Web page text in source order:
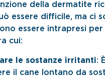
della dermatite
essere difficile, ma ci
essere intrapresi per
cui:
le sostanze irritanti:
il cane lontano da